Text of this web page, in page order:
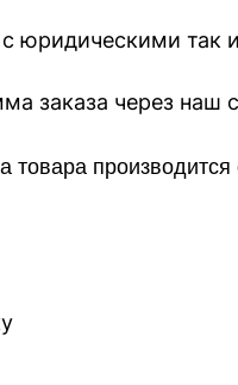
юридическими так
заказа
товара